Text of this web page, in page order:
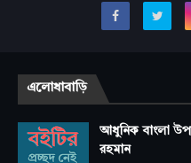
এলোধাবাড়ি
আধুনিক বাংলা
রহমান